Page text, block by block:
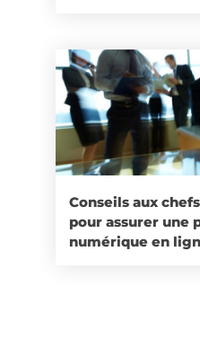
Conseils aux
pour assurer une
numérique en